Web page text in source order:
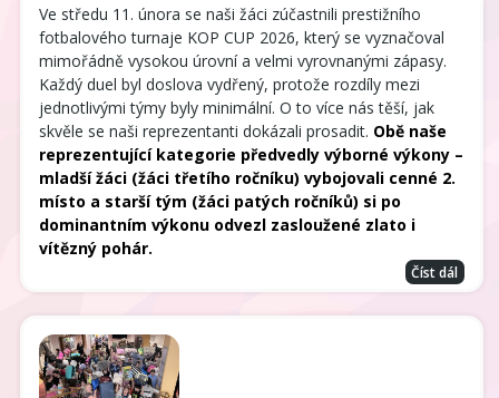
Ve středu 11. února se naši žáci zúčastnili prestižního
fotbalového turnaje KOP CUP 2026, který se vyznačoval
mimořádně vysokou úrovní a velmi vyrovnanými zápasy.
Každý duel byl doslova vydřený, protože rozdíly mezi
jednotlivými týmy byly minimální. O to více nás těší, jak
skvěle se naši reprezentanti dokázali prosadit. Obě naše
reprezentující kategorie předvedly výborné výkony –
mladší žáci (žáci třetího ročníku) vybojovali cenné 2.
místo a starší tým (žáci patých ročníků) si po
dominantním výkonu odvezl zasloužené zlato i
vítězný pohár.
Číst dál